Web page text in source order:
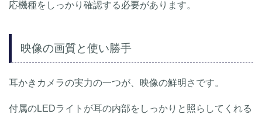
応機種をしっかり確認する必要があります。
映像の画質と使い勝手
耳かきカメラの実力の一つが、映像の鮮明さです。
付属のLEDライトが耳の内部をしっかりと照らしてくれる